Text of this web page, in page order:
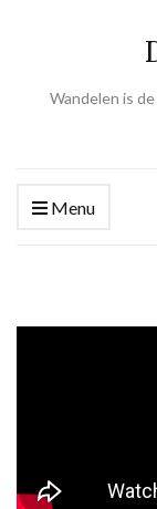
Wandelen is
Menu